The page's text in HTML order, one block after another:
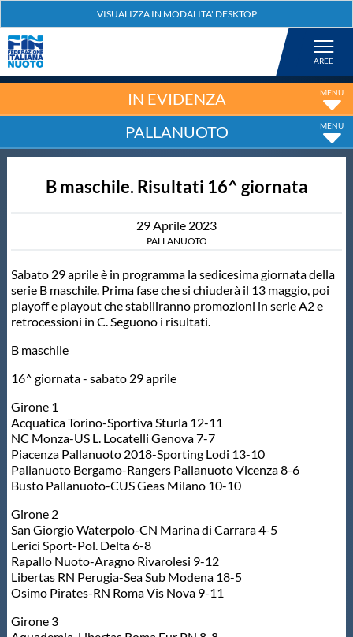
Nuoto
Tuffi
Fondo
Salvamento
Master
Formazione
GUG
Scuole Nuoto
Propaganda
Centri Federali
IN EVIDENZA
PALLANUOTO
B maschile. Risultati 16^ giornata
29Aprile 2023
PALLANUOTO
Sabato 29 aprile è in programma la sedicesima giornata della
serie B maschile. Prima fase che si chiuderà il 13 maggio, poi
playoff e playout che stabiliranno promozioni in serie A2 e
retrocessioni in C. Seguono i risultati.
B maschile
16^ giornata - sabato 29 aprile
Girone 1
Acquatica Torino-Sportiva Sturla 12-11
NC Monza-US L. Locatelli Genova 7-7
Piacenza Pallanuoto 2018-Sporting Lodi 13-10
Pallanuoto Bergamo-Rangers Pallanuoto Vicenza 8-6
Busto Pallanuoto-CUS Geas Milano 10-10
Girone 2
San Giorgio Waterpolo-CN Marina di Carrara 4-5
Lerici Sport-Pol. Delta 6-8
Rapallo Nuoto-Aragno Rivarolesi 9-12
Libertas RN Perugia-Sea Sub Modena 18-5
Osimo Pirates-RN Roma Vis Nova 9-11
Girone 3